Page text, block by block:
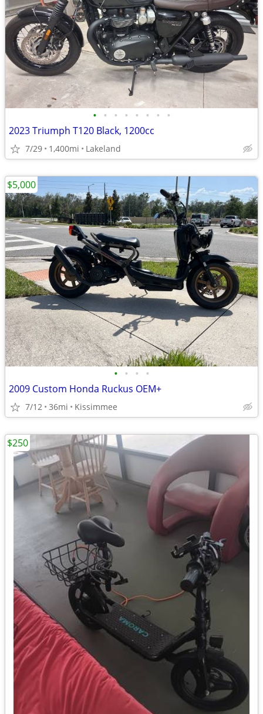
• • • • • • • •
2023 Triumph T120 Black, 1200cc
7/29 1,400mi Lakeland
• • • •
2009 Custom Honda Ruckus OEM+
7/12 36mi Kissimmee
$5,000
$250